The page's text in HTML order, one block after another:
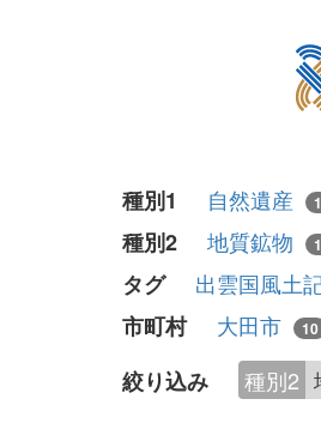
種別1 自然遺産
種別2 地質鉱物
タグ 出雲国風土
市町村 大田市 10
絞り込み 種別2